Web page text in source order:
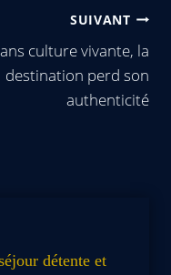
SUIVANT
culture vivante, la
destination perd son
authenticité
détente et